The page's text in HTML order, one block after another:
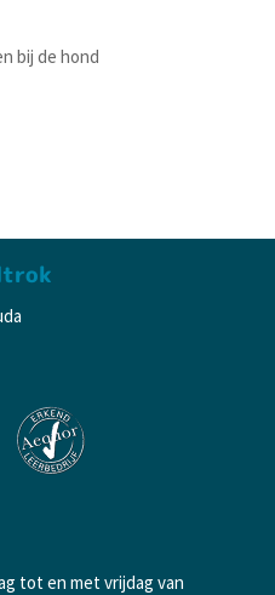
bij de hond
tot en met vrijdag van